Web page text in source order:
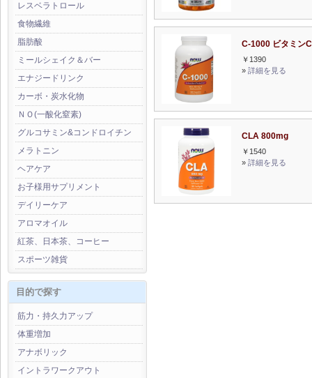
レスベラトロール
食物繊維
脂肪酸
ミールシェイク＆バー
エナジードリンク
カーボ・炭水化物
ＮＯ(一酸化窒素)
グルコサミン&コンドロイチン
メラトニン
ヘアケア
お子様用サプリメント
デイリーケア
アロマオイル
紅茶、日本茶、コーヒー
スポーツ雑貨
目的で探す
筋力・持久力アップ
体重増加
アナボリック
イントラワークアウト
C-1000 ビタミンC
￥1390
» 詳細を見る
CLA 800mg
￥1540
» 詳細を見る